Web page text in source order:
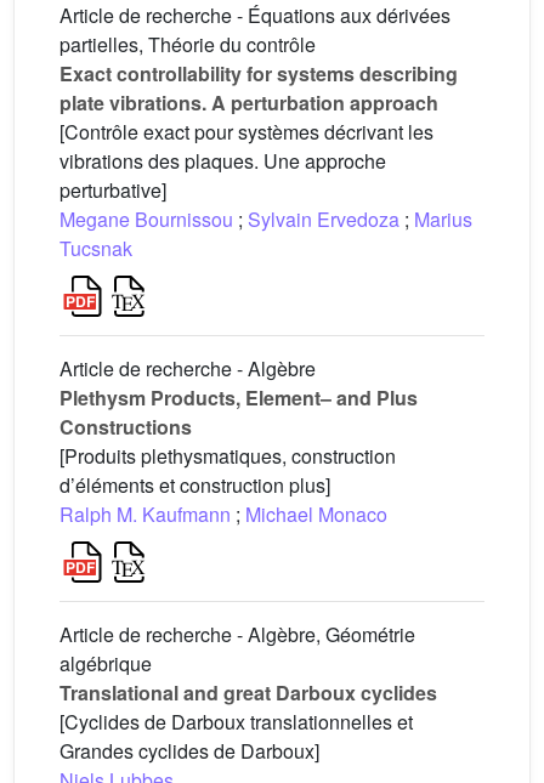
Article de recherche - Équations aux dérivées
partielles, Théorie du contrôle
Exact controllability for systems describing
plate vibrations. A perturbation approach
[Contrôle exact pour systèmes décrivant les
vibrations des plaques. Une approche
perturbative]
Megane Bournissou ; Sylvain Ervedoza ; Marius
Tucsnak
Article de recherche - Algèbre
Plethysm Products, Element– and Plus
Constructions
[Produits plethysmatiques, construction
d’éléments et construction plus]
Ralph M. Kaufmann ; Michael Monaco
Article de recherche - Algèbre, Géométrie
algébrique
Translational and great Darboux cyclides
[Cyclides de Darboux translationnelles et
Grandes cyclides de Darboux]